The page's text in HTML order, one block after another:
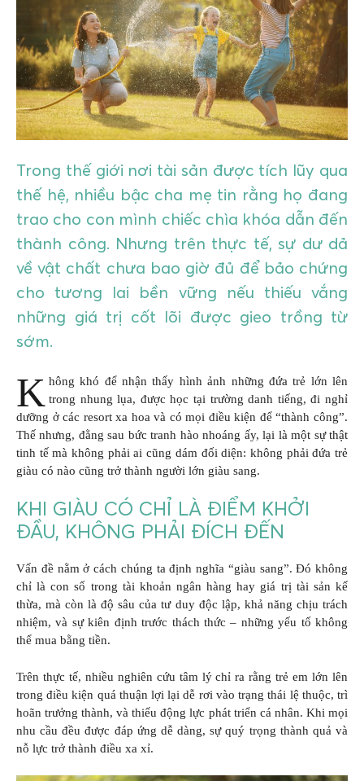
GIÁO DỤC
KỲ NGHỈ & ĐIỂM ĐẾN
QUÀ TẶNG & SỰ KIỆN
LIÊN HỆ
Trong thế giới nơi tài sản được tích lũy qua
thế hệ, nhiều bậc cha mẹ tin rằng họ đang
trao cho con mình chiếc chìa khóa dẫn đến
thành công. Nhưng trên thực tế, sự dư dả
về vật chất chưa bao giờ đủ để bảo chứng
cho tương lai bền vững nếu thiếu vắng
những giá trị cốt lõi được gieo trồng từ
sớm.
K hông khó để nhận thấy hình ảnh những đứa trẻ lớn lên
trong nhung lụa, được học tại trường danh tiếng, đi nghỉ
dưỡng ở các resort xa hoa và có mọi điều kiện để “thành công”.
Thế nhưng, đằng sau bức tranh hào nhoáng ấy, lại là một sự thật
tinh tế mà không phải ai cũng dám đối diện: không phải đứa trẻ
giàu có nào cũng trở thành người lớn giàu sang.
KHI GIÀU CÓ CHỈ LÀ ĐIỂM KHỞI
ĐẦU, KHÔNG PHẢI ĐÍCH ĐẾN
Vấn đề nằm ở cách chúng ta định nghĩa “giàu sang”. Đó không
chỉ là con số trong tài khoản ngân hàng hay giá trị tài sản kế
thừa, mà còn là độ sâu của tư duy độc lập, khả năng chịu trách
nhiệm, và sự kiên định trước thách thức – những yếu tố không
thể mua bằng tiền.
Trên thực tế, nhiều nghiên cứu tâm lý chỉ ra rằng trẻ em lớn lên
trong điều kiện quá thuận lợi lại dễ rơi vào trạng thái lệ thuộc, trì
hoãn trưởng thành, và thiếu động lực phát triển cá nhân. Khi mọi
nhu cầu đều được đáp ứng dễ dàng, sự quý trọng thành quả và
nỗ lực trở thành điều xa xỉ.